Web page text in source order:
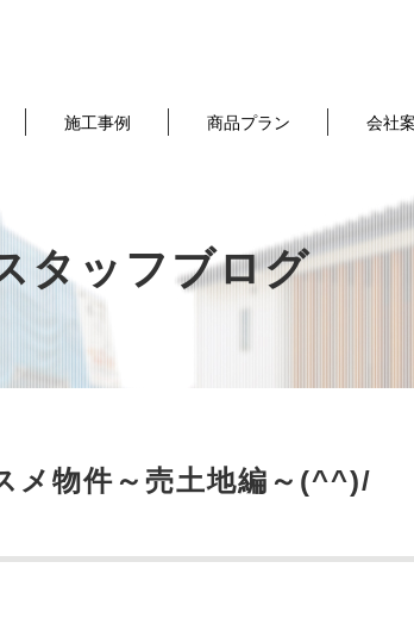
施工事例 商品プラン 会社
タッフブログ
メ物件～売土地編～(^^)/